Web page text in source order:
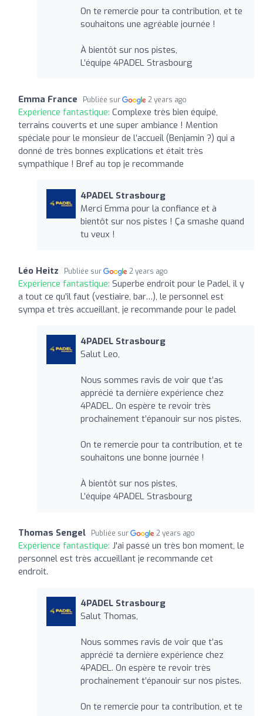
On te remercie pour ta contribution, et te
souhaitons une agréable journée !
À bientôt sur nos pistes,
L’équipe 4PADEL Strasbourg
Emma France Publiée sur 2 years ago
Expérience fantastique: Complexe très bien équipé,
terrains couverts et une super ambiance ! Mention
spéciale pour le monsieur de l’accueil (Benjamin ?) qui a
donné de très bonnes explications et était très
sympathique ! Bref au top je recommande
4PADEL Strasbourg
Merci Emma pour la confiance et à
bientôt sur nos pistes ! Ça smashe quand
tu veux !
Léo Heitz Publiée sur 2 years ago
Expérience fantastique: Superbe endroit pour le Padel, il y
a tout ce qu’il faut (vestiaire, bar…), le personnel est
sympa et très accueillant, je recommande pour le padel
4PADEL Strasbourg
Salut Leo,
Nous sommes ravis de voir que t’as
apprécié ta dernière expérience chez
4PADEL. On espère te revoir très
prochainement t’épanouir sur nos pistes.
On te remercie pour ta contribution, et te
souhaitons une bonne journée !
À bientôt sur nos pistes,
L’équipe 4PADEL Strasbourg
Thomas Sengel Publiée sur 2 years ago
Expérience fantastique: J'ai passé un très bon moment, le
personnel est très accueillant je recommande cet
endroit.
4PADEL Strasbourg
Salut Thomas,
Nous sommes ravis de voir que t’as
apprécié ta dernière expérience chez
4PADEL. On espère te revoir très
prochainement t’épanouir sur nos pistes.
On te remercie pour ta contribution, et te